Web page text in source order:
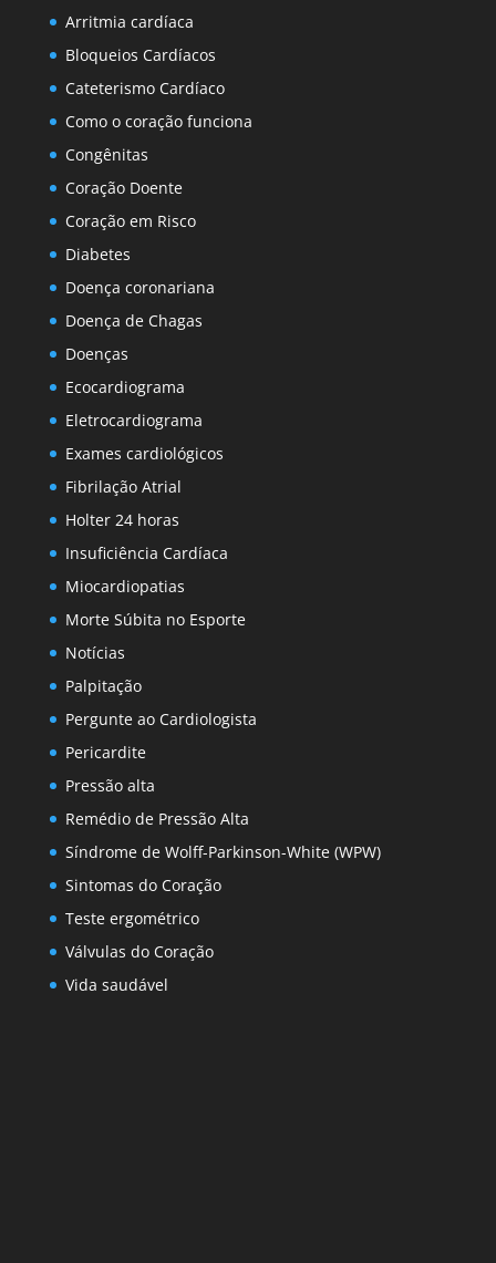
Arritmia cardíaca
Bloqueios Cardíacos
Cateterismo Cardíaco
Como o coração funciona
Congênitas
Coração Doente
Coração em Risco
Diabetes
Doença coronariana
Doença de Chagas
Doenças
Ecocardiograma
Eletrocardiograma
Exames cardiológicos
Fibrilação Atrial
Holter 24 horas
Insuficiência Cardíaca
Miocardiopatias
Morte Súbita no Esporte
Notícias
Palpitação
Pergunte ao Cardiologista
Pericardite
Pressão alta
Remédio de Pressão Alta
Síndrome de Wolff-Parkinson-White (WPW)
Sintomas do Coração
Teste ergométrico
Válvulas do Coração
Vida saudável